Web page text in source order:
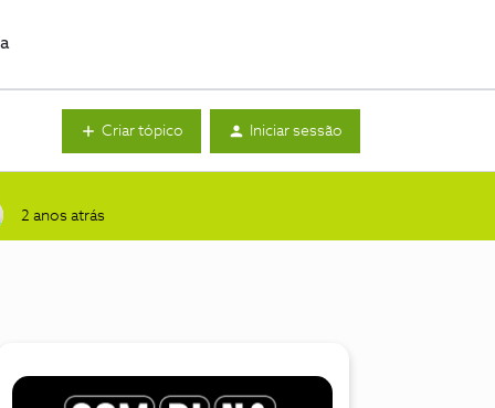
Criar tópico Iniciar sessão
2 anos atrás